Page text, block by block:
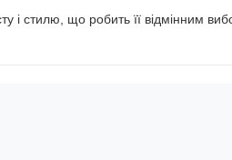
і стилю, що робить її відмінним